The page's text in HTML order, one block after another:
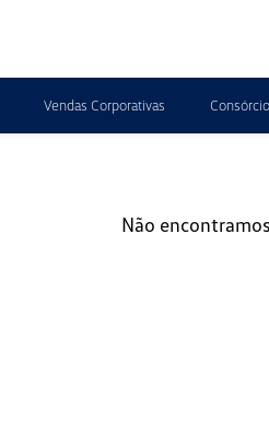
Vendas Corporativas Consórcio
Não